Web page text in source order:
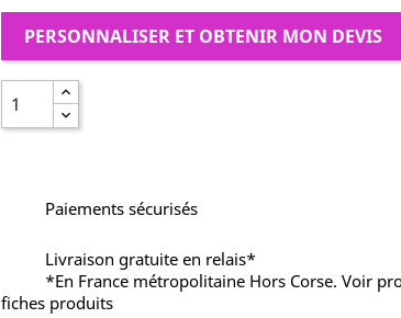
PERSONNALISER ET OBTENIR MON DEVIS
Paiements sécurisés
Livraison gratuite en relais*
*En France métropolitaine Hors Corse. Voir
fiches produits